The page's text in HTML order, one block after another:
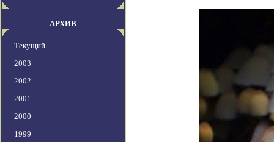
АРХИВ
Текущий
2003
2002
2001
2000
1999